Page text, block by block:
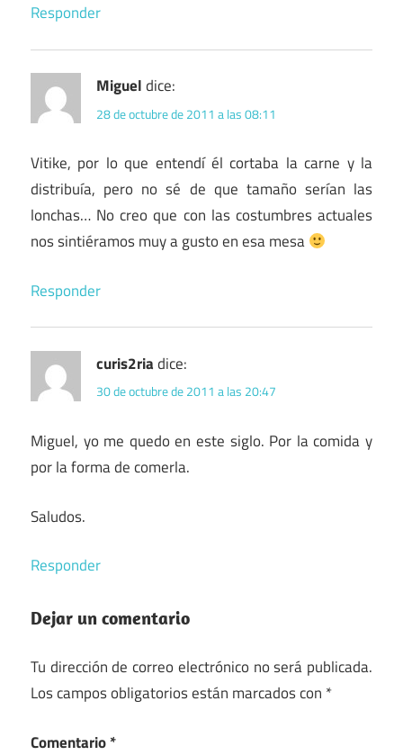
Responder
Migueldice:
28 de octubre de 2011 a las 08:11
Vitike, por lo que entendí él cortaba la carne y la
distribuía, pero no sé de que tamaño serían las
lonchas… No creo que con las costumbres actuales
nos sintiéramos muy a gusto en esa mesa
Responder
curis2riadice:
30 de octubre de 2011 a las 20:47
Miguel, yo me quedo en este siglo. Por la comida y
por la forma de comerla.
Saludos.
Responder
Dejar un comentario
Tu dirección de correo electrónico no será publicada.
Los campos obligatorios están marcados con *
Comentario*